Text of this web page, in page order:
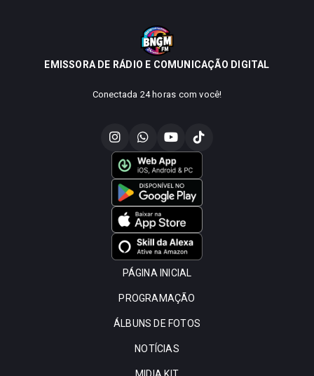
EMISSORA DE RÁDIO E COMUNICAÇÃO DIGITAL
Conectada 24 horas com você!
PÁGINA INICIAL
PROGRAMAÇÃO
ÁLBUNS DE FOTOS
NOTÍCIAS